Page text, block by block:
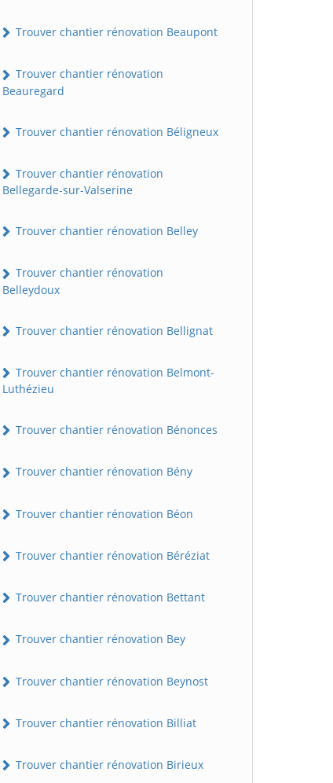
Trouver chantier rénovation Beaupont
Trouver chantier rénovation
Beauregard
Trouver chantier rénovation Béligneux
Trouver chantier rénovation
Bellegarde-sur-Valserine
Trouver chantier rénovation Belley
Trouver chantier rénovation
Belleydoux
Trouver chantier rénovation Bellignat
Trouver chantier rénovation Belmont-
Luthézieu
Trouver chantier rénovation Bénonces
Trouver chantier rénovation Bény
Trouver chantier rénovation Béon
Trouver chantier rénovation Béréziat
Trouver chantier rénovation Bettant
Trouver chantier rénovation Bey
Trouver chantier rénovation Beynost
Trouver chantier rénovation Billiat
Trouver chantier rénovation Birieux